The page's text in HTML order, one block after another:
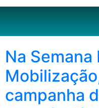
Na
campanha